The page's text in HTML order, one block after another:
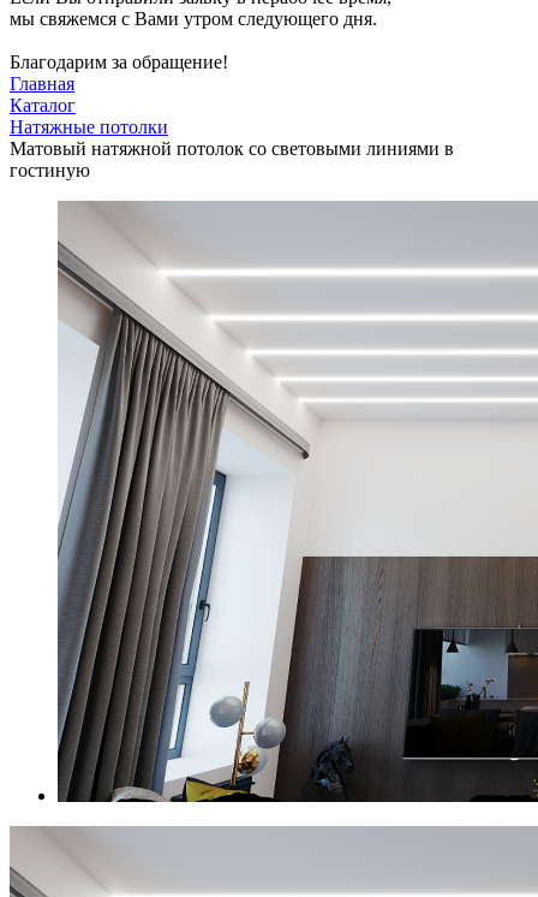
мы свяжемся с Вами утром следующего дня.
Благодарим за обращение!
Главная
Каталог
Натяжные потолки
Матовый натяжной потолок со световыми линиями в
гостиную